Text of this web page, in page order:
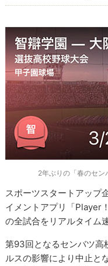
2年ぶりの「春のセン
スポーツスタートアップ
イメントアプリ「Player
の全試合をリアルタイム
第93回となるセンバツ高
ルスの影響により中止と